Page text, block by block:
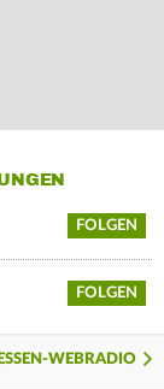
FOLGEN
FOLGEN
WEBRADIO